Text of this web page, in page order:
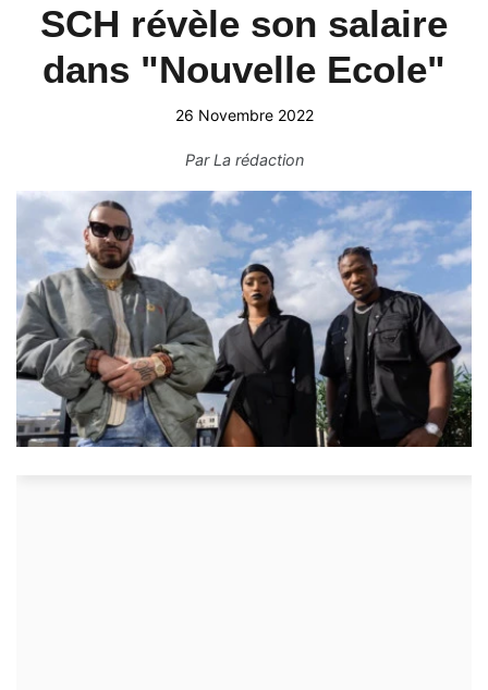
SCH révèle son salaire
dans "Nouvelle Ecole"
26 Novembre 2022
ParLa rédaction